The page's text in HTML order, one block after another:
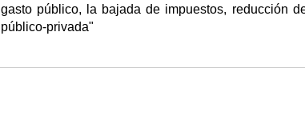
gasto público, la bajada de impuestos, reducción
público-privada"